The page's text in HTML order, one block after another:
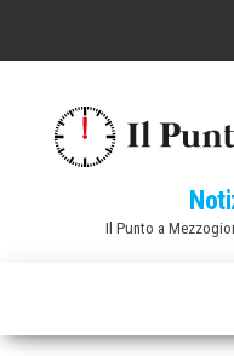
Il Punto a